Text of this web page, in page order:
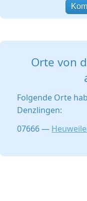
Orte von
Folgende Orte
Denzlingen:
07666 —